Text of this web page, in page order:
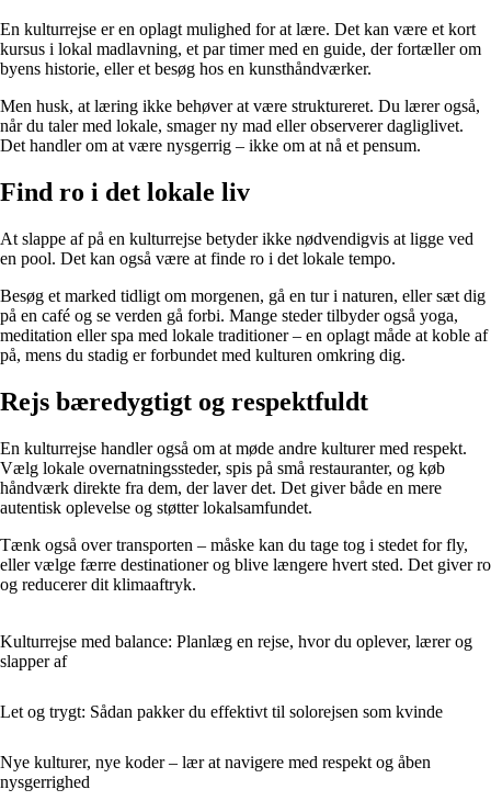
En kulturrejse er en oplagt mulighed for at lære. Det kan være et kort
kursus i lokal madlavning, et par timer med en guide, der fortæller om
byens historie, eller et besøg hos en kunsthåndværker.
Men husk, at læring ikke behøver at være struktureret. Du lærer også,
når du taler med lokale, smager ny mad eller observerer dagliglivet.
Det handler om at være nysgerrig – ikke om at nå et pensum.
Find ro i det lokale liv
At slappe af på en kulturrejse betyder ikke nødvendigvis at ligge ved
en pool. Det kan også være at finde ro i det lokale tempo.
Besøg et marked tidligt om morgenen, gå en tur i naturen, eller sæt dig
på en café og se verden gå forbi. Mange steder tilbyder også yoga,
meditation eller spa med lokale traditioner – en oplagt måde at koble af
på, mens du stadig er forbundet med kulturen omkring dig.
Rejs bæredygtigt og respektfuldt
En kulturrejse handler også om at møde andre kulturer med respekt.
Vælg lokale overnatningssteder, spis på små restauranter, og køb
håndværk direkte fra dem, der laver det. Det giver både en mere
autentisk oplevelse og støtter lokalsamfundet.
Tænk også over transporten – måske kan du tage tog i stedet for fly,
eller vælge færre destinationer og blive længere hvert sted. Det giver ro
og reducerer dit klimaaftryk.
Kulturrejse med balance: Planlæg en rejse, hvor du oplever, lærer og
slapper af
Let og trygt: Sådan pakker du effektivt til solorejsen som kvinde
Nye kulturer, nye koder – lær at navigere med respekt og åben
nysgerrighed